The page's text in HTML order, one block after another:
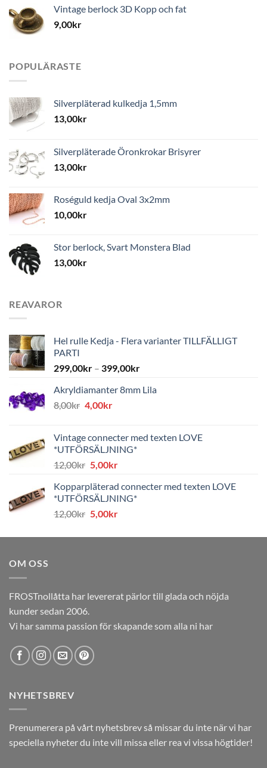
Vintage berlock 3D Kopp och fat
9,00kr
POPULÄRASTE
Silverpläterad kulkedja 1,5mm
13,00kr
Silverpläterade Öronkrokar Brisyrer
13,00kr
Roséguld kedja Oval 3x2mm
10,00kr
Stor berlock, Svart Monstera Blad
13,00kr
REAVAROR
Hel rulle Kedja - Flera varianter TILLFÄLLIGT
PARTI
299,00kr – 399,00kr
Akryldiamanter 8mm Lila
8,00kr Det
var:
8,00kr.
4,00krDet
är:
4,00kr.
Vintage connecter med texten LOVE
*UTFÖRSÄLJNING*
12,00kr Det
priset
var:
12,00kr.
5,00krDet
priset
är:
5,00kr.
Kopparpläterad connecter med texten LOVE
*UTFÖRSÄLJNING*
12,00kr Det
priset
5,00krDet
priset
OM OSS
FROSTnollåtta har levererat pärlor till glada och nöjda
kunder sedan 2006.
Vi har samma passion för skapande som alla ni har
NYHETSBREV
Prenumerera på vårt nyhetsbrev så missar du inte när vi har
speciella nyheter du inte vill missa eller rea vi vissa högtider!